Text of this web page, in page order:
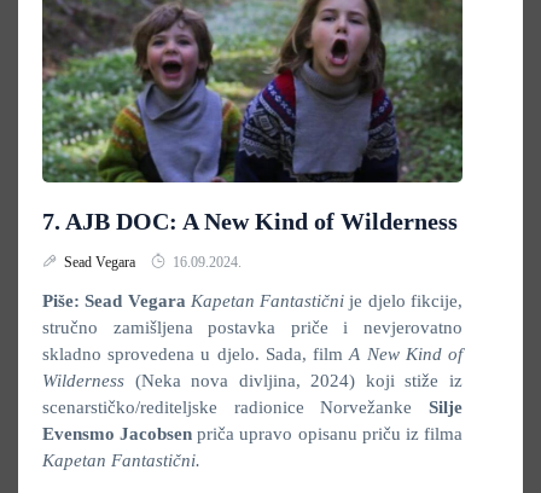
7. AJB DOC: A New Kind of Wilderness
Sead Vegara 16.09.2024.
Piše: Sead Vegara Kapetan Fantastičnije djelo fikcije,
stručno zamišljena postavka priče i nevjerovatno
skladno sprovedena u djelo. Sada, filmA New Kind of
Wilderness (Neka nova divljina, 2024) koji stiže iz
scenarstičko/rediteljske radionice Norvežanke Silje
Evensmo Jacobsenpriča upravo opisanu priču iz filma
Kapetan Fantastični.